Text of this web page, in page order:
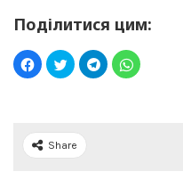
Поділитися цим:
Share